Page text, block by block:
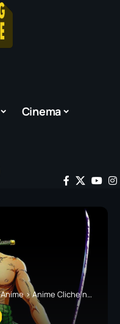
Cinema
Anime>Anime Cliche nο5- Το άνιωθο ντούκι